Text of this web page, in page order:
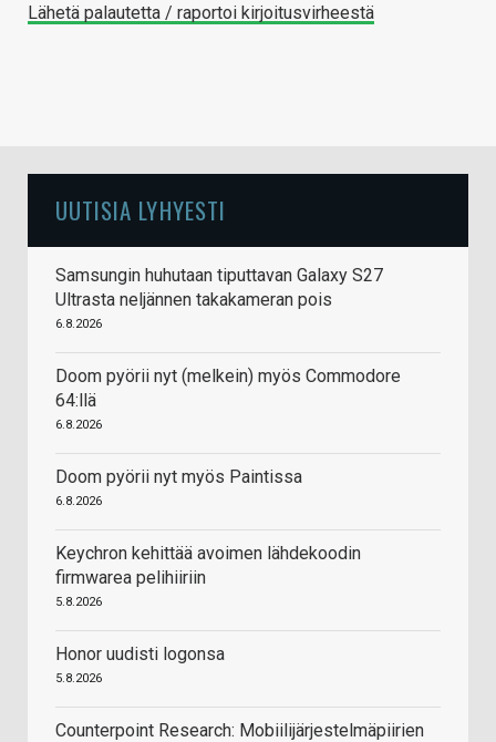
Lähetä palautetta / raportoi kirjoitusvirheestä
UUTISIA LYHYESTI
Samsungin huhutaan tiputtavan Galaxy S27
Ultrasta neljännen takakameran pois
6.8.2026
Doom pyörii nyt (melkein) myös Commodore
64:llä
6.8.2026
Doom pyörii nyt myös Paintissa
6.8.2026
Keychron kehittää avoimen lähdekoodin
firmwarea pelihiiriin
5.8.2026
Honor uudisti logonsa
5.8.2026
Counterpoint Research: Mobiilijärjestelmäpiirien